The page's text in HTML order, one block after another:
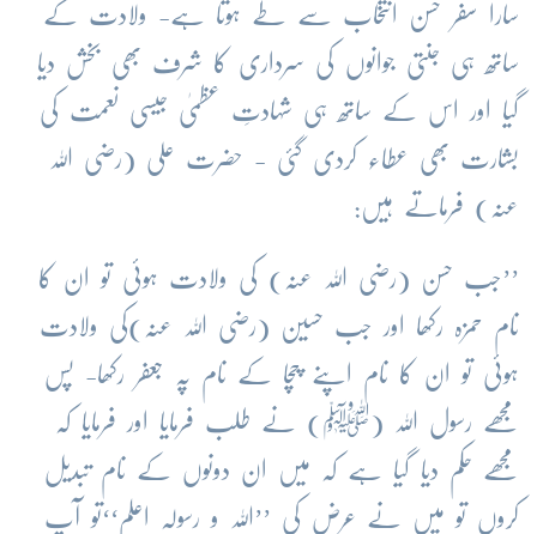
سارا سفر حسن انتخاب سے طے ہوتا ہے- ولادت کے
ساتھ ہی جنتی جوانوں کی سرداری کا شرف بھی بخش دیا
گیا اور اس کے ساتھ ہی شہادتِ عظمیٰ جیسی نعمت کی
بشارت بھی عطاء کردی گئی - حضرت علی (رضی اللہ
عنہ) فرماتے ہیں:
’’جب حسن (رضی اللہ عنہ) کی ولادت ہوئی تو ان کا
نام حمزہ رکھا اور جب حسین (رضی اللہ عنہ)کی ولادت
ہوئی تو ان کا نام اپنے چچا کے نام پہ جعفر رکھا- پس
مجھے رسول اللہ (ﷺ) نے طلب فرمایا اور فرمایا کہ
مجھے حکم دیا گیا ہے کہ میں ان دونوں کے نام تبدیل
کروں تو میں نے عرض کی ’’اللہ و رسولہ اعلم‘‘تو آپ